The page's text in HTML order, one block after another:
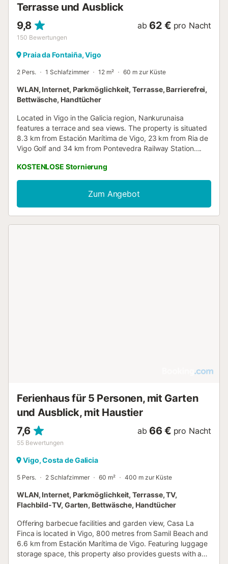
Terrasse und Ausblick
9,8
150 Bewertungen
ab 62 € pro Nacht
Praia da Fontaiña, Vigo
2 Pers. 1 Schlafzimmer 12 m² 60 m zur Küste
WLAN, Internet, Parkmöglichkeit, Terrasse, Barrierefrei,
Bettwäsche, Handtücher
Located in Vigo in the Galicia region, Nankurunaisa
features a terrace and sea views. The property is situated
8.3 km from Estación Marítima de Vigo, 23 km from Ria de
Vigo Golf and 34 km from Pontevedra Railway Station....
KOSTENLOSE Stornierung
Zum Angebot
Ferienhaus für 5 Personen, mit Garten
und Ausblick, mit Haustier
7,6
55 Bewertungen
ab 66 € pro Nacht
Vigo, Costa de Galicia
5 Pers. 2 Schlafzimmer 60 m² 400 m zur Küste
WLAN, Internet, Parkmöglichkeit, Terrasse, TV,
Flachbild-TV, Garten, Bettwäsche, Handtücher
Offering barbecue facilities and garden view, Casa La
Finca is located in Vigo, 800 metres from Samil Beach and
6.6 km from Estación Marítima de Vigo. Featuring luggage
storage space, this property also provides guests with a